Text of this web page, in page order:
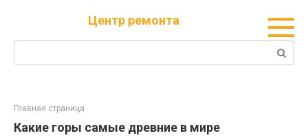
Центр ремонта
Поиск:
Главная страница
Какие горы самые древние в мире